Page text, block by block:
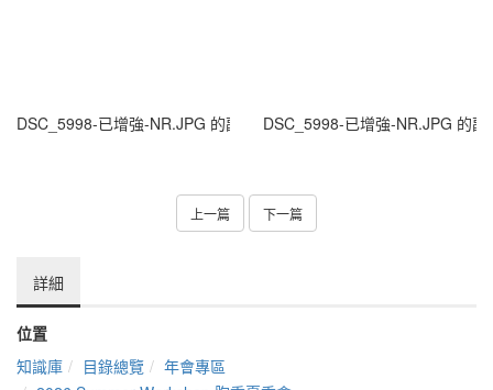
DSC_5998-已增強-NR.JPG 的副本(1)DSC_5998-已增強-NR.JPG 的副
上一篇 下一篇
詳細
位置
知識庫
目錄總覽
年會專區